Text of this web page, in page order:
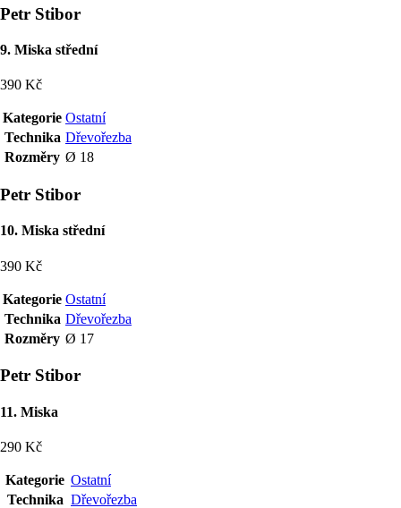
Petr Stibor
9. Miska střední
390 Kč
Kategorie Ostatní
Technika Dřevořezba
Rozměry Ø 18
Petr Stibor
10. Miska střední
390 Kč
Kategorie Ostatní
Technika Dřevořezba
Rozměry Ø 17
Petr Stibor
11. Miska
290 Kč
Kategorie Ostatní
Technika Dřevořezba